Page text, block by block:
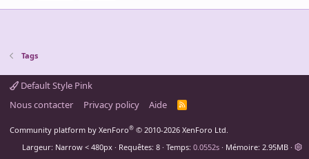
Tags
Default Style Pink
Nous contacter
Privacy policy Aide
R
Community platform by XenForo® © 2010-2026 XenForo Ltd.
Largeur
Requêtes 8 Temps 0.0552s Mémoire 2.95MB